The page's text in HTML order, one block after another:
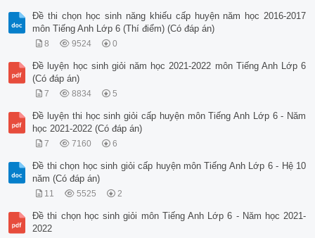
Đề thi chọn học sinh năng khiếu cấp huyện năm học 2016-2017
môn Tiếng Anh Lớp 6 (Thí điểm) (Có đáp án)
8 9524 0
Đề luyện học sinh giỏi năm học 2021-2022 môn Tiếng Anh Lớp 6
(Có đáp án)
7 8834 5
Đề luyện thi học sinh giỏi cấp huyện môn Tiếng Anh Lớp 6 - Năm
học 2021-2022 (Có đáp án)
7 7160 6
Đề thi chọn học sinh giỏi cấp huyện môn Tiếng Anh Lớp 6 - Hệ 10
năm (Có đáp án)
11 5525 2
Đề thi chọn học sinh giỏi môn Tiếng Anh Lớp 6 - Năm học 2021-
2022